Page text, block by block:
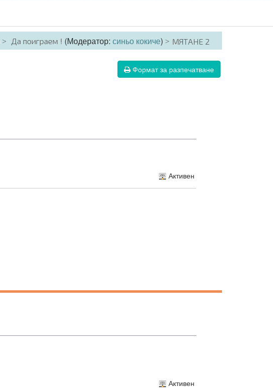
Да поиграем ! (Модератор:синьо кокиче) МЯТАНЕ 2
Формат за разпечатване
Активен
Активен